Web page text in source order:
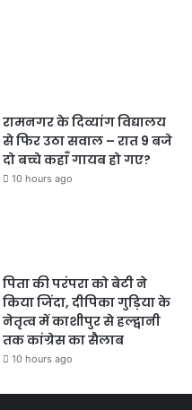
रामनगर के दिव्यांग विद्यालय
से फिर उठा सवाल – रात 9 बजे
दो बच्चे कहाँ गायब हो गए?
10 hours ago
पिता की परंपरा को बेटी ने
किया जिंदा, दीपिका गुड़िया के
नेतृत्व में काशीपुर से हल्द्वानी
तक कांग्रेस का सैलाब
10 hours ago